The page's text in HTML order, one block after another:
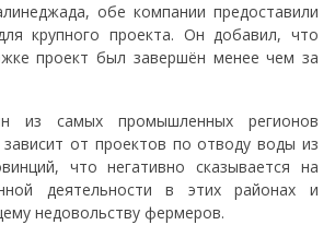
обе компании предоставили
крупного проекта. Он добавил, что
проект был завершён менее чем за
из самых промышленных регионов
от проектов по отводу воды из
что негативно сказывается на
деятельности в этих районах и
недовольству фермеров.